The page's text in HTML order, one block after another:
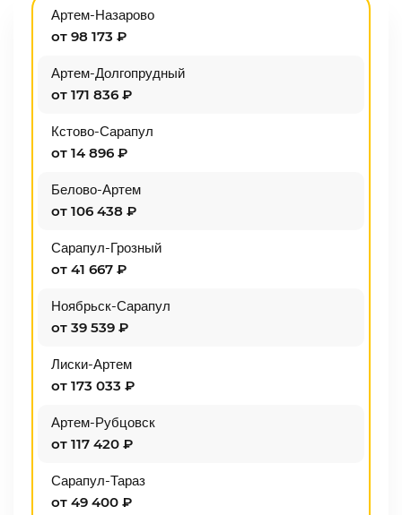
Артем-Назарово
от 98 173 ₽
Артем-Долгопрудный
от 171 836 ₽
Кстово-Сарапул
от 14 896 ₽
Белово-Артем
от 106 438 ₽
Сарапул-Грозный
от 41 667 ₽
Ноябрьск-Сарапул
от 39 539 ₽
Лиски-Артем
от 173 033 ₽
Артем-Рубцовск
от 117 420 ₽
Сарапул-Тараз
от 49 400 ₽